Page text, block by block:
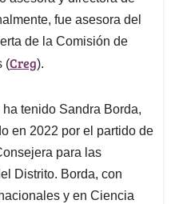
fue asesora del
de la Comisión de
(Creg).
tenido Sandra Borda,
en 2022 por el partido de
para las
Distrito. Borda, con
y en Ciencia